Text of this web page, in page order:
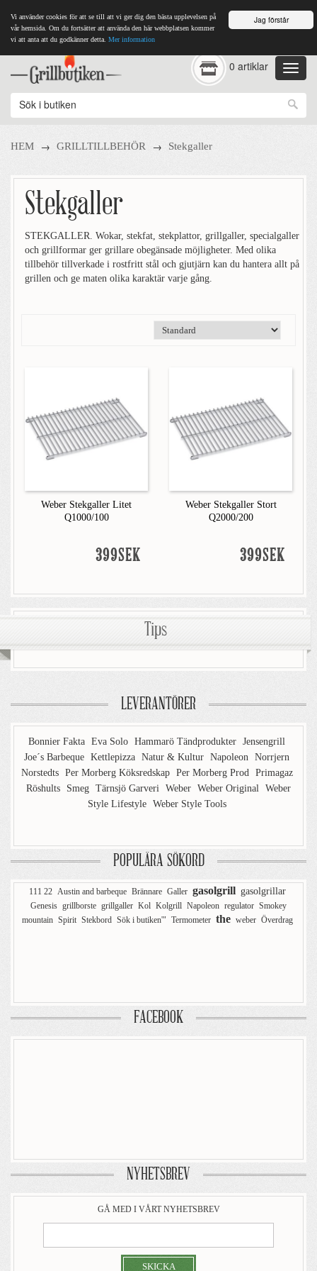
Jag förstår
Vi använder cookies för att se till att vi ger dig den bästa upplevelsen på
vår hemsida. Om du fortsätter att använda den här webbplatsen kommer
vi att anta att du godkänner detta. Mer information
0 artiklar
HEM → GRILLTILLBEHÖR → Stekgaller
Stekgaller
STEKGALLER. Wokar, stekfat, stekplattor, grillgaller, specialgaller
och grillformar ger grillare obegänsade möjligheter. Med olika
tillbehör tillverkade i rostfritt stål och gjutjärn kan du hantera allt på
grillen och ge maten olika karaktär varje gång.
Weber Stekgaller Litet
Q1000/100
399SEK
Weber Stekgaller Stort
Q2000/200
399SEK
Tips
LEVERANTÖRER
Bonnier Fakta Eva Solo Hammarö Tändprodukter Jensengrill
Joe´s Barbeque Kettlepizza Natur & Kultur Napoleon Norrjern
Norstedts Per Morberg Köksredskap Per Morberg Prod Primagaz
Röshults
Smeg Tärnsjö Garveri Weber Weber Original Weber
Style Lifestyle Weber Style Tools
POPULÄRA SÖKORD
111 22 Austin and barbeque Brännare Galler gasolgrill gasolgrillar
Genesis grillborste grillgaller Kol Kolgrill Napoleon regulator Smokey
mountain Spirit Stekbord Sök i butiken'" Termometer the weber Överdrag
FACEBOOK
NYHETSBREV
GÅ MED I VÅRT NYHETSBREV
SKICKA